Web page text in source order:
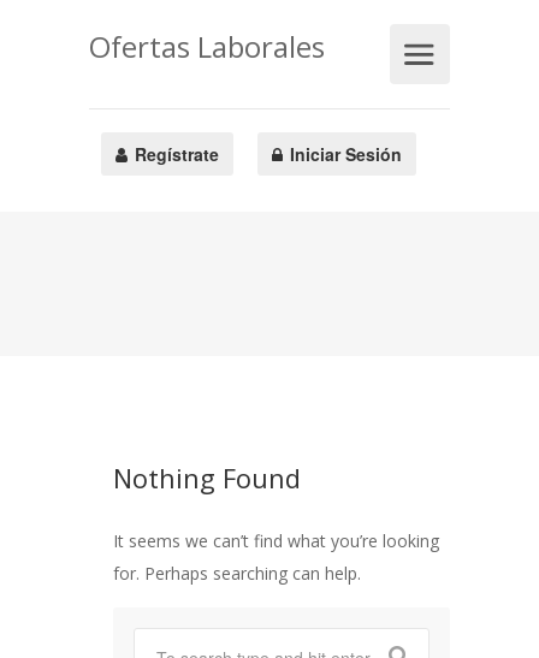
Ofertas Laborales
Regístrate Iniciar Sesión
Nothing Found
It seems we can’t find what you’re looking
for. Perhaps searching can help.